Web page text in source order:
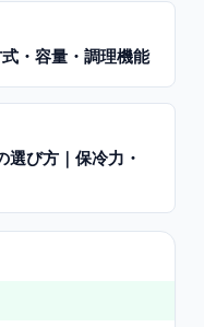
・容量・調理機能
選び方｜保冷力・